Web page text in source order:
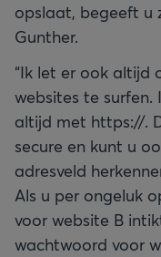
opslaat, begeeft u
Gunther.
“Ik let er ook altijd
websites te
altijd met https://.
secure en kunt u
adresveld
Als u per ongeluk
voor website B
wachtwoord voor